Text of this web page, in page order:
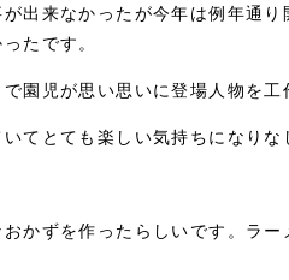
出来なかったが今年は例年通
ったです。
園児が思い思いに登場人物を工
てとても楽しい気持ちになりな
かずを作ったらしいです。ラ